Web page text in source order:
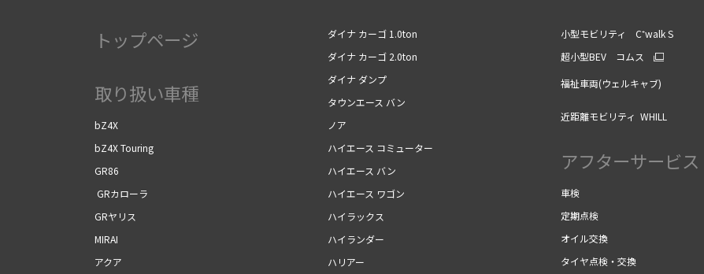
トップページ
取り扱い車種
bZ4X
bZ4X Touring
GR86
GRカローラ
GRヤリス
MIRAI
アクア
ダイナ カーゴ 1.0ton
ダイナ カーゴ 2.0ton
ダイナ ダンプ
タウンエース バン
ノア
ハイエース コミューター
ハイエース バン
ハイエース ワゴン
ハイラックス
ハイランダー
ハリアー
小型モビリティ C⁺walk S
超小型BEV コムス
福祉車両(ウェルキャブ)
近距離モビリティ WHILL
アフターサービス
車検
定期点検
オイル交換
タイヤ点検・交換